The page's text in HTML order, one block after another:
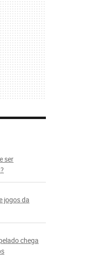
ser
jogos da
chega